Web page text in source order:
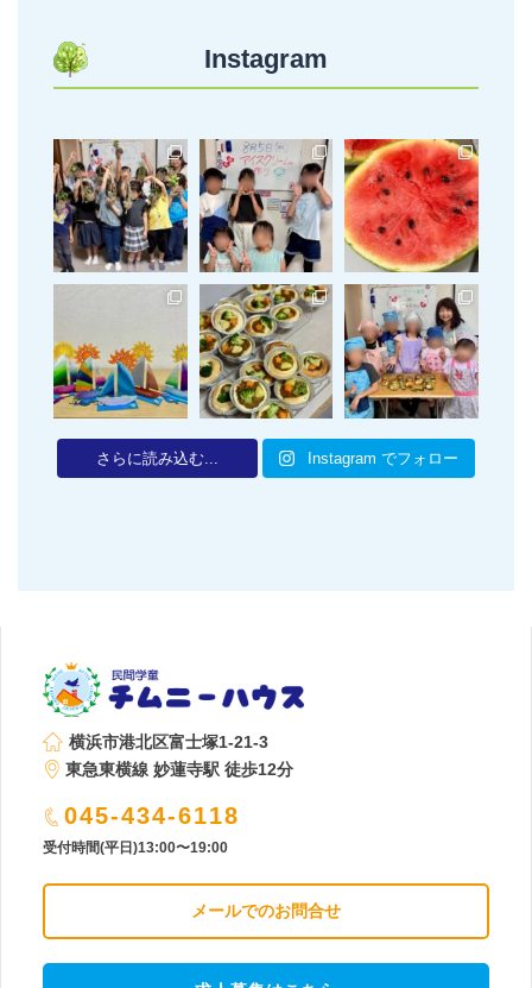
Instagram
さらに読み込む... Instagram でフォロー
横浜市港北区富士塚1-21-3
東急東横線 妙蓮寺駅 徒歩12分
045-434-6118
受付時間(平日)13:00〜19:00
メールでのお問合せ